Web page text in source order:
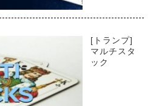
[トランプ]
マルチスタ
ック